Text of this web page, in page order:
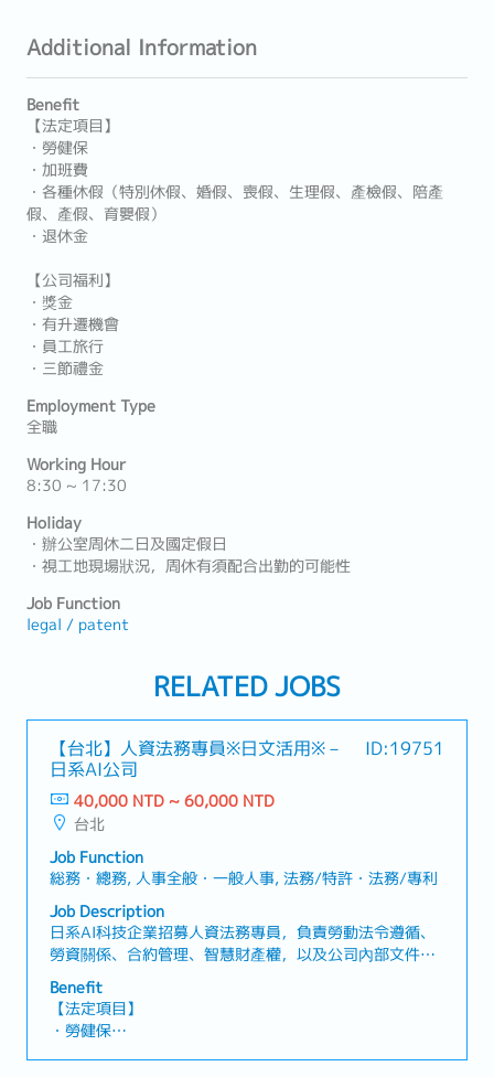
Additional Information
Benefit
【法定項目】
・勞健保
・加班費
・各種休假（特別休假、婚假、喪假、生理假、產檢假、陪產
假、產假、育嬰假）
・退休金
【公司福利】
・獎金
・有升遷機會
・員工旅行
・三節禮金
Employment Type
全職
Working Hour
8:30 ~ 17:30
Holiday
・辦公室周休二日及國定假日
・視工地現場狀況，周休有須配合出勤的可能性
Job Function
legal / patent
RELATED JOBS
【台北】人資法務專員※日文活用※－
日系AI公司
ID:19751
40,000 NTD ~ 60,000 NTD
台北
Job Function
総務・總務, 人事全般・一般人事, 法務/特許・法務/專利
Job Description
日系AI科技企業招募人資法務專員，負責勞動法令遵循、
勞資關係、合約管理、智慧財產權，以及公司內部文件管
理制度之建置與運作。【工作內容】◎人資・勞動法務・
撰擬、審閱及管理勞動契約、業務委託契約、勞務報酬相
關文件、在職證明等人事文件・協助修訂及完善工作規
則、人事管理辦法與各項內部制度・回應各部門有關勞動
法令及勞資關係之諮詢，並協助預防及處理勞資爭議◎企
Benefit
【法定項目】
・勞健保